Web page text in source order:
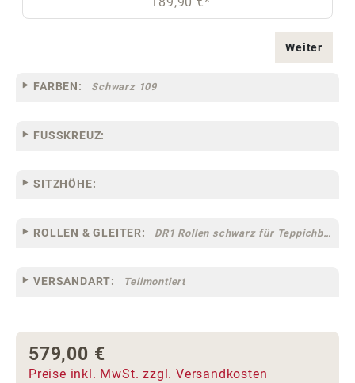
Weiter
FARBEN: Schwarz 109
FUSSKREUZ:
SITZHÖHE:
ROLLEN & GLEITER: DR1 Rollen schwarz für Teppichböden [10] (groß)
VERSANDART: Teilmontiert
Regulärer Preis:
579,00 €
Preise inkl. MwSt. zzgl. Versandkosten